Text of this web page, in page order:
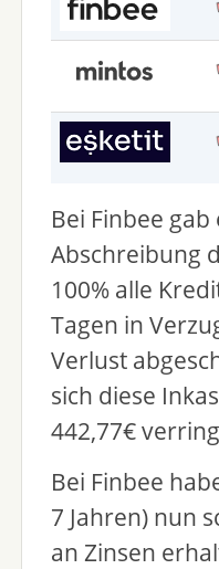
Bei Finbee
Abschreibung
100% alle
Tagen in
Verlust
sich diese
442,77€
Bei Finbee
7 Jahren) nun
an Zinsen